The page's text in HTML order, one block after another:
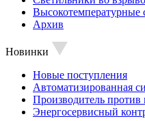
Высокотемпературные
Архив
Новинки
Новые поступления
Автоматизированная
Производитель против
Энергосервисный